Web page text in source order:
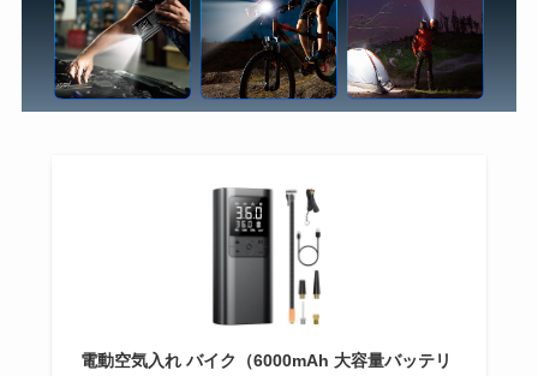
電動空気入れ バイク（6000mAh 大容量バッテリ